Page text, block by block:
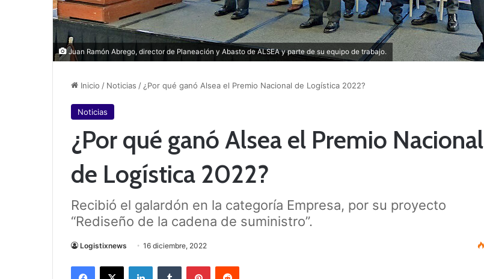
Juan Ramón Abrego, director de Planeación y Abasto de ALSEA y parte de su equipo de trabajo.
Inicio / Noticias / ¿Por qué ganó Alsea el Premio Nacional de Logística 2022?
Noticias
¿Por qué ganó Alsea el Premio Nacional
de Logística 2022?
Recibió el galardón en la categoría Empresa, por su proyecto
“Rediseño de la cadena de suministro”.
Logistixnews 16 diciembre, 2022